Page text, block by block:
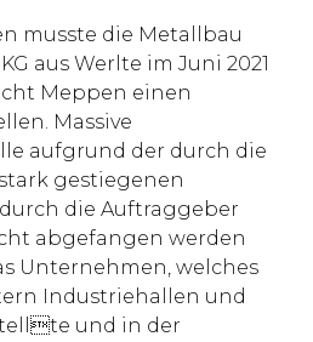
musste die Metallbau
aus Werlte im Juni 2021
Meppen einen
Massive
aufgrund der durch die
gestiegenen
die Auftraggeber
abgefangen werden
Unternehmen, welches
Industriehallen und
und in der